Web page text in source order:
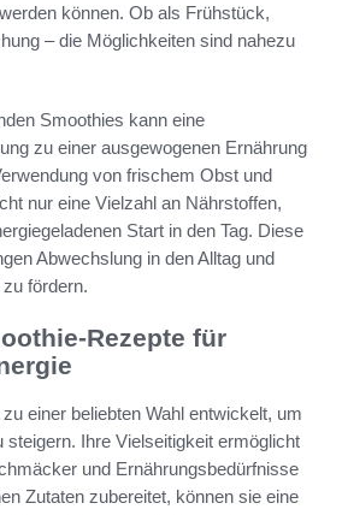
können. Ob als Frühstück,
– die Möglichkeiten sind nahezu
Smoothies kann eine
zu einer ausgewogenen Ernährung
von frischem Obst und
nur eine Vielzahl an Nährstoffen,
Start in den Tag. Diese
Abwechslung in den Alltag und
fördern.
Rezepte für
einer beliebten Wahl entwickelt, um
steigern. Ihre Vielseitigkeit ermöglicht
und Ernährungsbedürfnisse
Zutaten zubereitet, können sie eine